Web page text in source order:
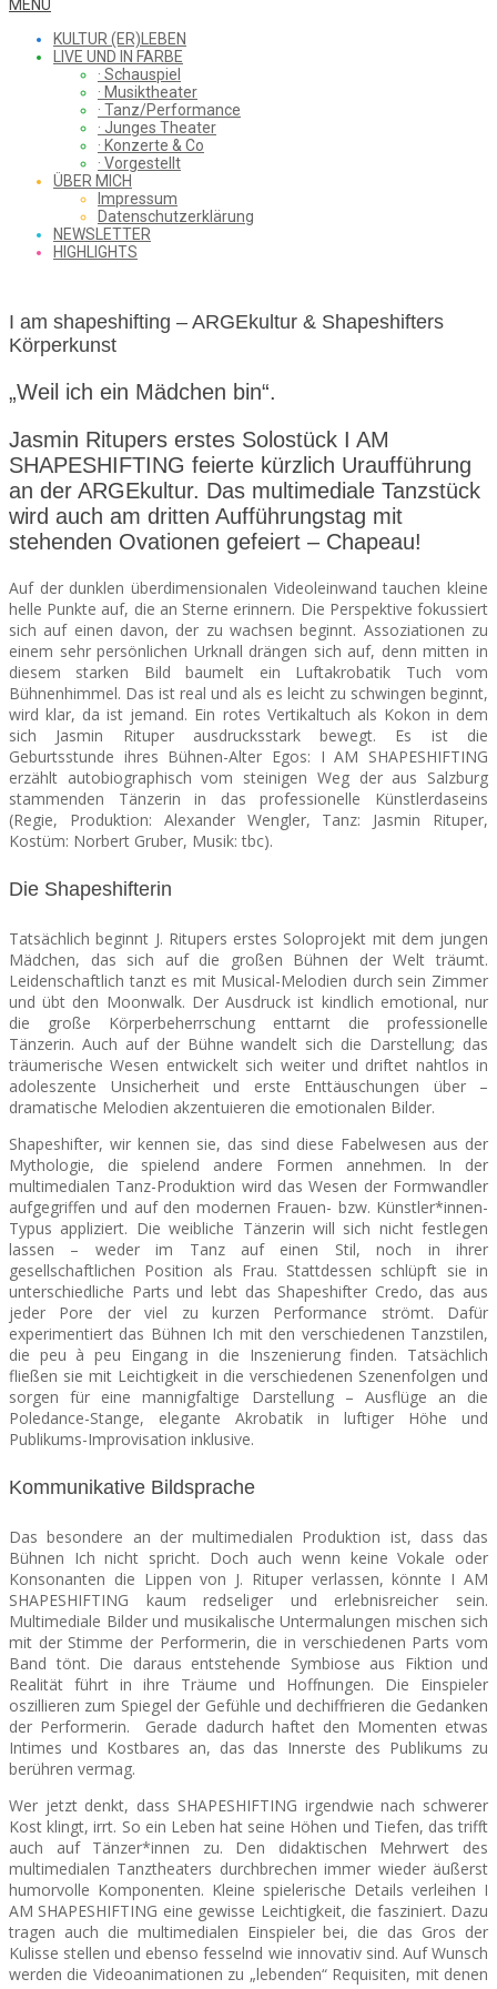
WHAT
SAW
FROM
THE
CHEAP
SEATS
Menu
MENU
KULTUR (ER)LEBEN
LIVE UND IN FARBE
· Schauspiel
· Musiktheater
· Tanz/Performance
· Junges Theater
· Konzerte & Co
· Vorgestellt
ÜBER MICH
Impressum
Datenschutzerklärung
NEWSLETTER
HIGHLIGHTS
I am shapeshifting – ARGEkultur & Shapeshifters
Körperkunst
„Weil ich ein Mädchen bin“.
Jasmin Ritupers erstes Solostück I AM
SHAPESHIFTING feierte kürzlich Uraufführung
an der ARGEkultur. Das multimediale Tanzstück
wird auch am dritten Aufführungstag mit
stehenden Ovationen gefeiert – Chapeau!
Auf der dunklen überdimensionalen Videoleinwand tauchen kleine
helle Punkte auf, die an Sterne erinnern. Die Perspektive fokussiert
sich auf einen davon, der zu wachsen beginnt. Assoziationen zu
einem sehr persönlichen Urknall drängen sich auf, denn mitten in
diesem starken Bild baumelt ein Luftakrobatik Tuch vom
Bühnenhimmel. Das ist real und als es leicht zu schwingen beginnt,
wird klar, da ist jemand. Ein rotes Vertikaltuch als Kokon in dem
sich Jasmin Rituper ausdrucksstark bewegt. Es ist die
Geburtsstunde ihres Bühnen-Alter Egos: I AM SHAPESHIFTING
erzählt autobiographisch vom steinigen Weg der aus Salzburg
stammenden Tänzerin in das professionelle Künstlerdaseins
(Regie, Produktion: Alexander Wengler, Tanz: Jasmin Rituper,
Kostüm: Norbert Gruber, Musik: tbc).
Die Shapeshifterin
Tatsächlich beginnt J. Ritupers erstes Soloprojekt mit dem jungen
Mädchen, das sich auf die großen Bühnen der Welt träumt.
Leidenschaftlich tanzt es mit Musical-Melodien durch sein Zimmer
und übt den Moonwalk. Der Ausdruck ist kindlich emotional, nur
die große Körperbeherrschung enttarnt die professionelle
Tänzerin. Auch auf der Bühne wandelt sich die Darstellung; das
träumerische Wesen entwickelt sich weiter und driftet nahtlos in
adoleszente Unsicherheit und erste Enttäuschungen über –
dramatische Melodien akzentuieren die emotionalen Bilder.
Shapeshifter, wir kennen sie, das sind diese Fabelwesen aus der
Mythologie, die spielend andere Formen annehmen. In der
multimedialen Tanz-Produktion wird das Wesen der Formwandler
aufgegriffen und auf den modernen Frauen- bzw. Künstler*innen-
Typus appliziert. Die weibliche Tänzerin will sich nicht festlegen
lassen – weder im Tanz auf einen Stil, noch in ihrer
gesellschaftlichen Position als Frau. Stattdessen schlüpft sie in
unterschiedliche Parts und lebt das Shapeshifter Credo, das aus
jeder Pore der viel zu kurzen Performance strömt. Dafür
experimentiert das Bühnen Ich mit den verschiedenen Tanzstilen,
die peu à peu Eingang in die Inszenierung finden. Tatsächlich
fließen sie mit Leichtigkeit in die verschiedenen Szenenfolgen und
sorgen für eine mannigfaltige Darstellung – Ausflüge an die
Poledance-Stange, elegante Akrobatik in luftiger Höhe und
Publikums-Improvisation inklusive.
Kommunikative Bildsprache
Das besondere an der multimedialen Produktion ist, dass das
Bühnen Ich nicht spricht. Doch auch wenn keine Vokale oder
Konsonanten die Lippen von J. Rituper verlassen, könnte I AM
SHAPESHIFTING kaum redseliger und erlebnisreicher sein.
Multimediale Bilder und musikalische Untermalungen mischen sich
mit der Stimme der Performerin, die in verschiedenen Parts vom
Band tönt. Die daraus entstehende Symbiose aus Fiktion und
Realität führt in ihre Träume und Hoffnungen. Die Einspieler
oszillieren zum Spiegel der Gefühle und dechiffrieren die Gedanken
der Performerin. Gerade dadurch haftet den Momenten etwas
Intimes und Kostbares an, das das Innerste des Publikums zu
berühren vermag.
Wer jetzt denkt, dass SHAPESHIFTING irgendwie nach schwerer
Kost klingt, irrt. So ein Leben hat seine Höhen und Tiefen, das trifft
auch auf Tänzer*innen zu. Den didaktischen Mehrwert des
multimedialen Tanztheaters durchbrechen immer wieder äußerst
humorvolle Komponenten. Kleine spielerische Details verleihen I
AM SHAPESHIFTING eine gewisse Leichtigkeit, die fasziniert. Dazu
tragen auch die multimedialen Einspieler bei, die das Gros der
Kulisse stellen und ebenso fesselnd wie innovativ sind. Auf Wunsch
werden die Videoanimationen zu „lebenden“ Requisiten, mit denen